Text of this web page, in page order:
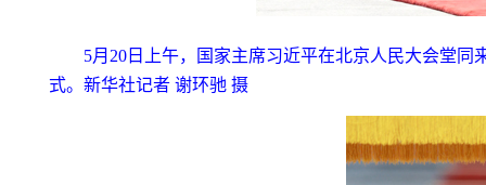
5月20日上午，国家主席习近平在北京人民大会堂
式。新华社记者 谢环驰 摄